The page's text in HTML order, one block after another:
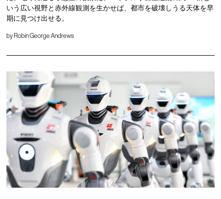
いう広い視野と赤外線観測を生かせば、都市を破壊しうる天体を早
期に見つけ出せる。
byRobin George Andrews